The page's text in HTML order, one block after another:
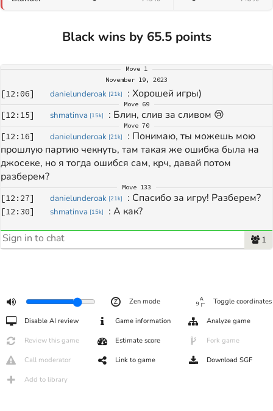
Black wins by 65.5 points
Move 1
November 19, 2023
[12:06] danielunderoak [21k] : Хорошей игры)
Move 69
[12:15] shmatinva [15k] : Блин, слив за сливом 😢
Move 70
[12:16] danielunderoak [21k] : Понимаю, ты можешь мою
прошлую партию чекнуть, там такая же ошибка была на
джосеке, но я тогда ошибся сам, крч, давай потом
разберем?
Move 133
[12:27] danielunderoak [21k] : Спасибо за игру! Разберем?
[12:30] shmatinva [15k] : А как?
1
Zen mode Toggle coordinates
Disable AI review Game information Analyze game
Review this game Estimate score Fork game
Call moderator Link to game Download SGF
Add to library